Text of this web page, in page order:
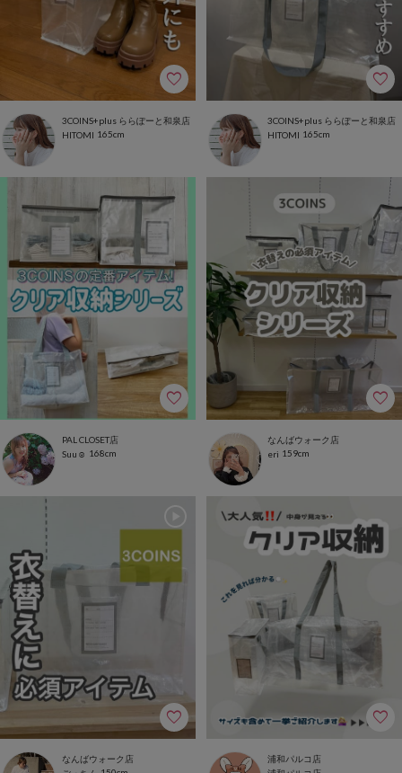
3COINS+plus ららぽーと和泉店
HITOMI 165cm
3COINS+plus ららぽーと和泉店
HITOMI 165cm
PAL CLOSET店
Suu☺︎ 168cm
なんばウォーク店
eri 159cm
なんばウォーク店
浦和パルコ店